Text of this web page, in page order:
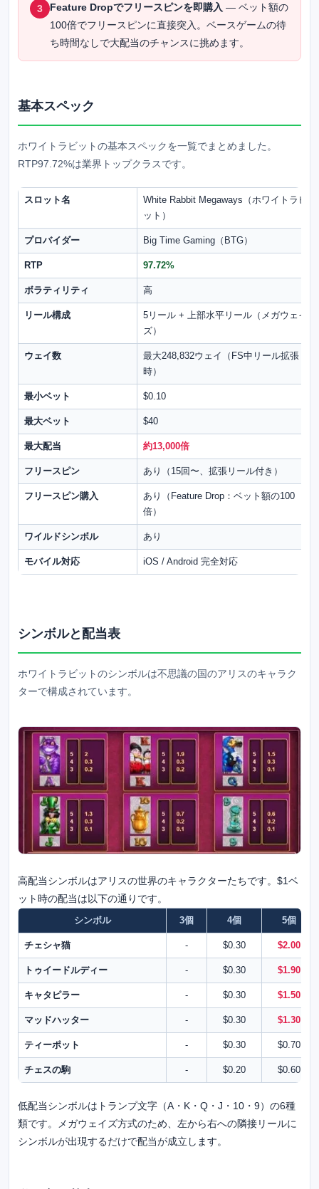
3 Feature Dropでフリースピンを即購入 — ベット額の
100倍でフリースピンに直接突入。ベースゲームの待
ち時間なしで大配当のチャンスに挑めます。
基本スペック
ホワイトラビットの基本スペックを一覧でまとめました。
RTP97.72%は業界トップクラスです。
スロット名
White Rabbit Megaways（ホワイトラビ
ット）
プロバイダー Big Time Gaming（BTG）
RTP 97.72%
ボラティリティ 高
リール構成
5リール + 上部水平リール（メガウェイ
ズ）
ウェイ数
最大248,832ウェイ（FS中リール拡張
時）
最小ベット $0.10
最大ベット $40
最大配当 約13,000倍
フリースピン あり（15回〜、拡張リール付き）
フリースピン購入
あり（Feature Drop：ベット額の100
倍）
ワイルドシンボル あり
モバイル対応 iOS / Android 完全対応
シンボルと配当表
ホワイトラビットのシンボルは不思議の国のアリスのキャラク
ターで構成されています。
高配当シンボルはアリスの世界のキャラクターたちです。$1ベ
ット時の配当は以下の通りです。
シンボル 3個 4個 5個
チェシャ猫 - $0.30 $2.00
トゥイードルディー - $0.30 $1.90
キャタピラー - $0.30 $1.50
マッドハッター - $0.30 $1.30
ティーポット - $0.30 $0.70
チェスの駒 - $0.20 $0.60
低配当シンボルはトランプ文字（A・K・Q・J・10・9）の6種
類です。メガウェイズ方式のため、左から右への隣接リールに
シンボルが出現するだけで配当が成立します。